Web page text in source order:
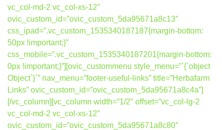
vc_col-md-2 vc_col-xs-12″
ovic_custom_id=”ovic_custom_5da95671a8c13″
css_ipad=”.vc_custom_1535340187187{margin-bottom:
50px !important;}”
css_mobile=”.vc_custom_1535340187201{margin-bottom:
0px !important;}”][ovic_custommenu style_menu=”`{`object
Object`}`” nav_menu=”footer-useful-links” title=”Herbafarm
Links” ovic_custom_id=”ovic_custom_5da95671a8c4a”]
[/vc_column][vc_column width=”1/2″ offset=”vc_col-lg-2
vc_col-md-2 vc_col-xs-12″
ovic_custom_id=”ovic_custom_5da95671a8c80″